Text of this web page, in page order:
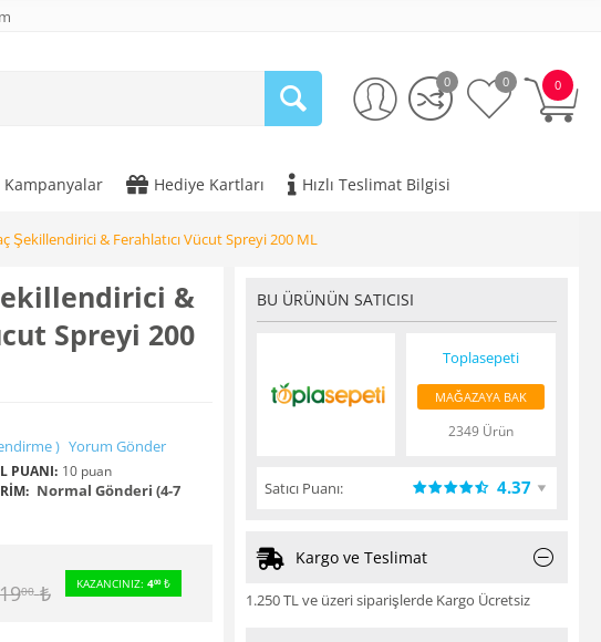
0
0 0
Kampanyalar Hediye Kartları Hızlı Teslimat Bilgisi
Şekillendirici & Ferahlatıcı Vücut Spreyi 200 ML
&
Spreyi 200
) Yorum Gönder
PUANI: 10 puan
Normal Gönderi (4-7
00 ₺ KAZANCINIZ: 400₺
BU ÜRÜNÜN SATICISI
Toplasepeti
MAĞAZAYA BAK
2349 Ürün
Satıcı Puanı: 4.37
Kargo ve Teslimat
1.250 TL ve üzeri siparişlerde Kargo Ücretsiz